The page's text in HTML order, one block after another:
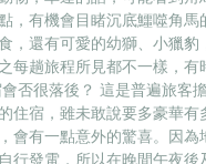
，有機會目睹沉底鱷噬角馬
，還有可愛的幼獅、小獵豹
每趟旅程所見都不一樣，有
否很落後？ 這是普遍旅客
住宿，雖未敢說要多豪華有
會有一點意外的驚喜。因為
行發電，所以在晚間午夜後